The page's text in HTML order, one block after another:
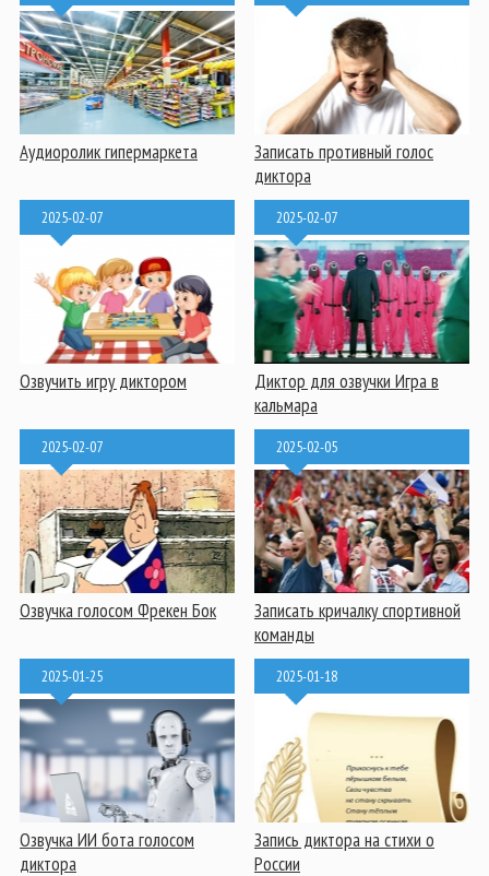
Аудиоролик гипермаркета
Записать противный голос
диктора
2025-02-07
Озвучить игру диктором
2025-02-07
Диктор для озвучки Игра в
кальмара
2025-02-07
Озвучка голосом Фрекен Бок
2025-02-05
Записать кричалку спортивной
команды
2025-01-25
Озвучка ИИ бота голосом
диктора
2025-01-18
Запись диктора на стихи о
России